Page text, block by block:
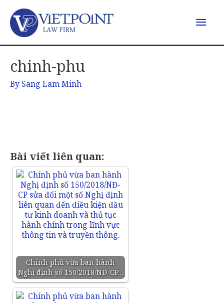
chinh-phu
By Sang Lam Minh
Bài viết liên quan:
Chính phủ vừa ban hành
Nghị định số 150/2018/NĐ-CP…